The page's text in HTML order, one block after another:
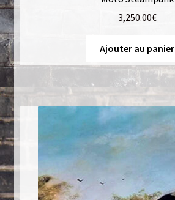
Office
Panier
Pliant
Politique de confidentialité
Toutes les lampes
3,250.00€
Ajouter au panier